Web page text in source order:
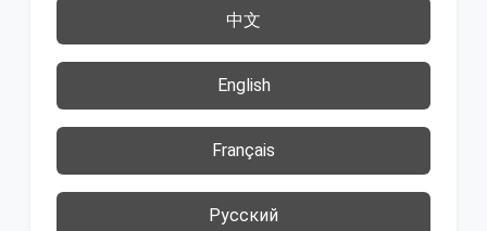
中文
English
Français
Русский